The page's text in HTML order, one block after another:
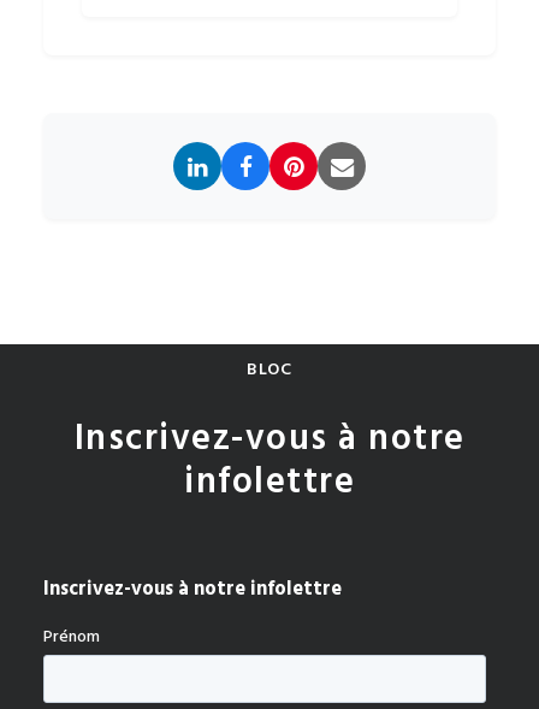
BLOC
Inscrivez-vous à notre
infolettre